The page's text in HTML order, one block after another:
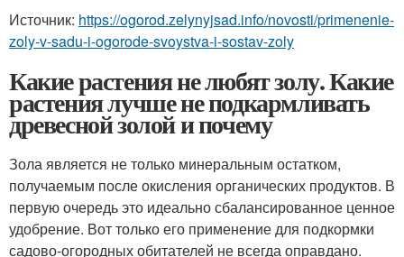
Источник: https://ogorod.zelynyjsad.info/novosti/primenenie-
zoly-v-sadu-i-ogorode-svoystva-i-sostav-zoly
Какие растения не любят золу. Какие
растения лучше не подкармливать
древесной золой и почему
Зола является не только минеральным остатком,
получаемым после окисления органических продуктов. В
первую очередь это идеально сбалансированное ценное
удобрение. Вот только его применение для подкормки
садово-огородных обитателей не всегда оправдано.